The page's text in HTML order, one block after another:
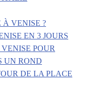
À VENISE ?
EN 3 JOURS
POUR
UN ROND
DE LA PLACE